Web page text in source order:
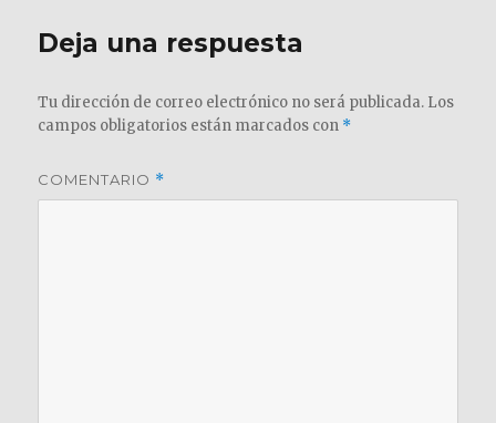
Deja una respuesta
Tu dirección de correo electrónico no será publicada. Los
campos obligatorios están marcados con *
COMENTARIO *